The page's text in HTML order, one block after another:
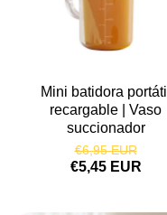
Mini batidora portátil
recargable | Vaso
succionador
€6,95 EUR
€5,45 EUR